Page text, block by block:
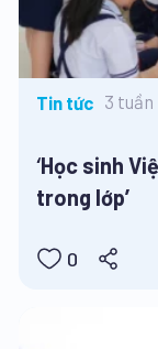
Tin tức 3 tuần
‘Học sinh
trong lớp’
0